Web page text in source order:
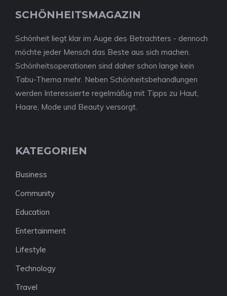
SCHÖNHEITSMAGAZIN
Schönheit liegt klar im Auge des Betrachters - dennoch
möchte jeder Mensch das Beste aus sich machen.
Schönheitsoperationen sind daher schon lange kein
Tabu-Thema mehr. Neben Schönheitsbehandlungen
werden Interessierte regelmäßig mit Tipps zu Haut,
Haare, Mode und Beauty versorgt.
KATEGORIEN
Business
Community
Education
Entertainment
Lifestyle
Technology
Travel